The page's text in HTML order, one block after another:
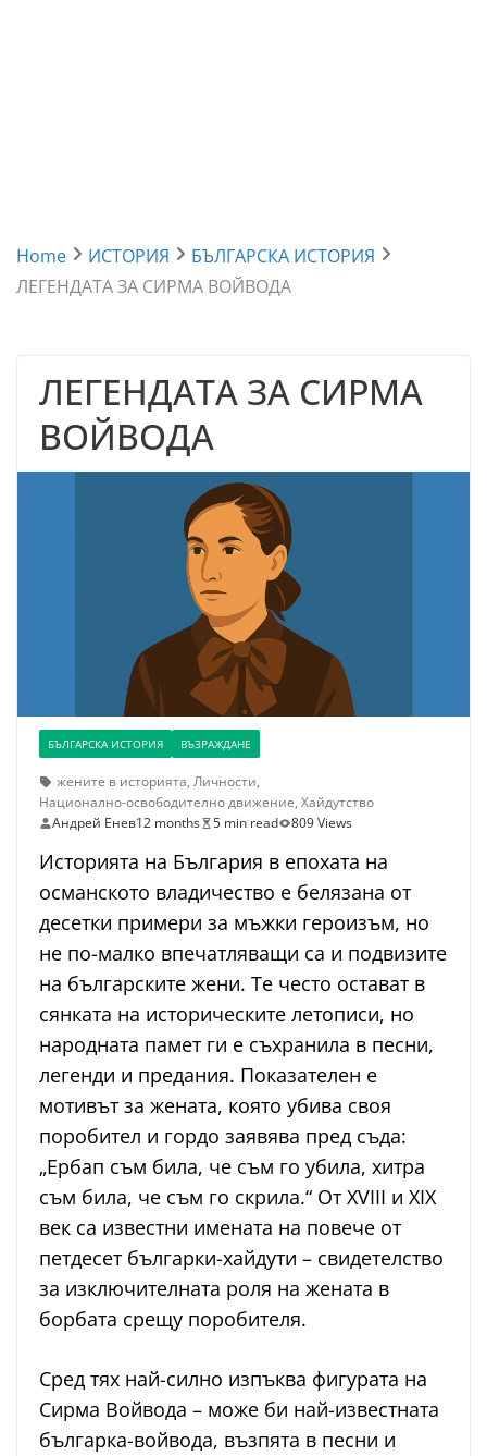
Home ИСТОРИЯ
БЪЛГАРСКА ИСТОРИЯ
ЛЕГЕНДАТА ЗА СИРМА ВОЙВОДА
ЛЕГЕНДАТА ЗА СИРМА
ВОЙВОДА
БЪЛГАРСКА ИСТОРИЯ ВЪЗРАЖДАНЕ
жените в историята, Личности,
Национално-освободително движение, Хайдутство
Андрей Енев12 months 5 min read 809 Views
Историята на България в епохата на
османското владичество е белязана от
десетки примери за мъжки героизъм, но
не по-малко впечатляващи са и подвизите
на българските жени. Те често остават в
сянката на историческите летописи, но
народната памет ги е съхранила в песни,
легенди и предания. Показателен е
мотивът за жената, която убива своя
поробител и гордо заявява пред съда:
„Ербап съм била, че съм го убила, хитра
съм била, че съм го скрила.“ От XVIII и XIX
век са известни имената на повече от
петдесет българки-хайдути – свидетелство
за изключителната роля на жената в
борбата срещу поробителя.
Сред тях най-силно изпъква фигурата на
Сирма Войвода – може би най-известната
българка-войвода, възпята в песни и